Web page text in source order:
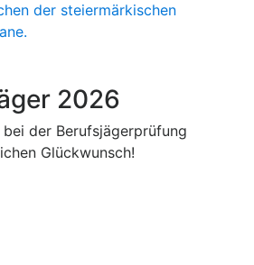
2026
bei der Berufsjägerprüfung
Glückwunsch!